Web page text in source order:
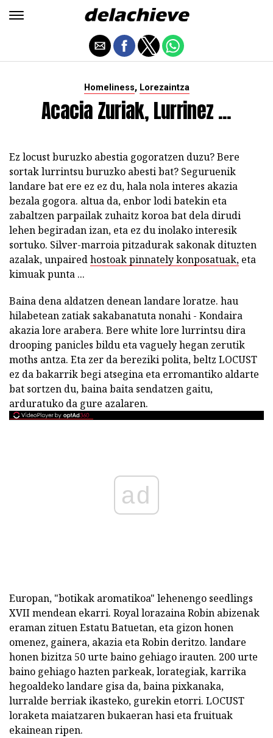
Homeliness, Lorezaintza
Acacia Zuriak, Lurrinez ...
Ez locust buruzko abestia gogoratzen duzu? Bere
sortak lurrintsu buruzko abesti bat? Seguruenik
landare bat ere ez ez du, hala nola interes akazia
bezala gogora. altua da, enbor lodi batekin eta
zabaltzen parpailak zuhaitz koroa bat dela dirudi
lehen begiradan izan, eta ez du inolako interesik
sortuko. Silver-marroia pitzadurak sakonak dituzten
azalak, unpairedhostoak pinnately konposatuak, eta
kimuak punta ...
Baina dena aldatzen denean landare loratze. hau
hilabetean zatiak sakabanatuta nonahi - Kondaira
akazia lore arabera. Bere white lore lurrintsu dira
drooping panicles bildu eta vaguely hegan zerutik
moths antza. Eta zer da bereziki polita, beltz LOCUST
ez da bakarrik begi atsegina eta erromantiko aldarte
bat sortzen du, baina baita sendatzen gaitu,
arduratuko da gure azalaren.
ad
Europan, "botikak aromatikoa" lehenengo seedlings
XVII mendean ekarri. Royal lorazaina Robin abizenak
eraman zituen Estatu Batuetan, eta gizon honen
omenez, gainera, akazia eta Robin deritzo. landare
honen bizitza 50 urte baino gehiago irauten. 200 urte
baino gehiago hazten parkeak, lorategiak, karrika
hegoaldeko landare gisa da, baina pixkanaka,
lurralde berriak ikasteko, gurekin etorri. LOCUST
loraketa maiatzaren bukaeran hasi eta fruituak
ekainean ripen.